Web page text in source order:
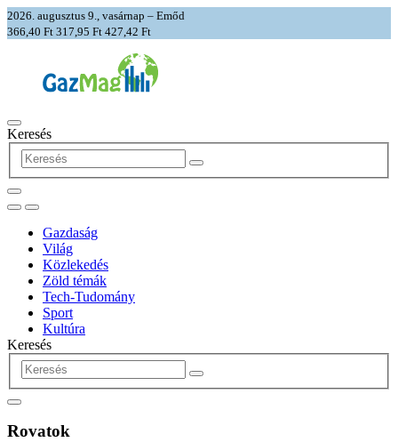
2026. augusztus 9., vasárnap – Emőd
366,40 Ft 317,95 Ft 427,42 Ft
Keresés
Gazdaság
Világ
Közlekedés
Zöld témák
Tech-Tudomány
Sport
Kultúra
Keresés
Rovatok